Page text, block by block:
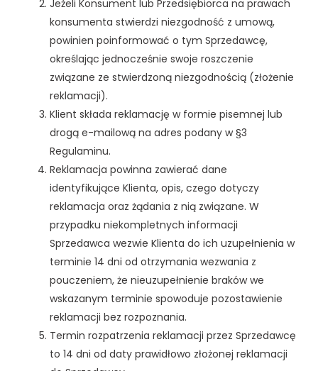
Jeżeli Konsument lub Przedsiębiorca na prawach
konsumenta stwierdzi niezgodność z umową,
powinien poinformować o tym Sprzedawcę,
określając jednocześnie swoje roszczenie
związane ze stwierdzoną niezgodnością (złożenie
reklamacji).
Klient składa reklamację w formie pisemnej lub
drogą e-mailową na adres podany w §3
Regulaminu.
Reklamacja powinna zawierać dane
identyfikujące Klienta, opis, czego dotyczy
reklamacja oraz żądania z nią związane. W
przypadku niekompletnych informacji
Sprzedawca wezwie Klienta do ich uzupełnienia w
terminie 14 dni od otrzymania wezwania z
pouczeniem, że nieuzupełnienie braków we
wskazanym terminie spowoduje pozostawienie
reklamacji bez rozpoznania.
Termin rozpatrzenia reklamacji przez Sprzedawcę
to 14 dni od daty prawidłowo złożonej reklamacji